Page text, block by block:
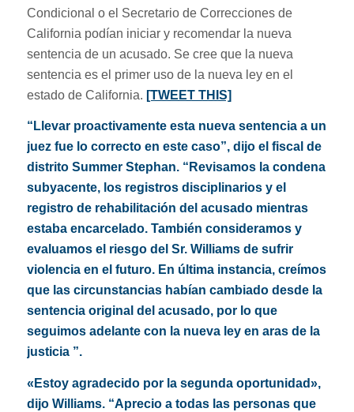
Condicional o el Secretario de Correcciones de
California podían iniciar y recomendar la nueva
sentencia de un acusado. Se cree que la nueva
sentencia es el primer uso de la nueva ley en el
estado de California. [TWEET THIS]
“Llevar proactivamente esta nueva sentencia a un
juez fue lo correcto en este caso”, dijo el fiscal de
distrito Summer Stephan. “Revisamos la condena
subyacente, los registros disciplinarios y el
registro de rehabilitación del acusado mientras
estaba encarcelado. También consideramos y
evaluamos el riesgo del Sr. Williams de sufrir
violencia en el futuro. En última instancia, creímos
que las circunstancias habían cambiado desde la
sentencia original del acusado, por lo que
seguimos adelante con la nueva ley en aras de la
justicia ”.
«Estoy agradecido por la segunda oportunidad»,
dijo Williams. “Aprecio a todas las personas que